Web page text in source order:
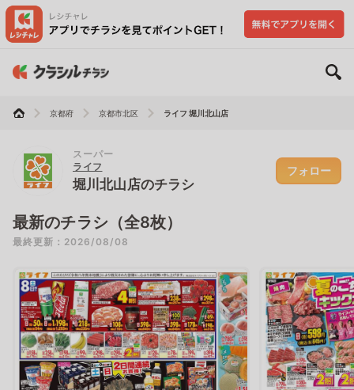
京都府 京都市北区 ライフ 堀川北山店
スーパー
ライフ
堀川北山店のチラシ
フォロー
最新のチラシ（全8枚）
最終更新：2026/08/08